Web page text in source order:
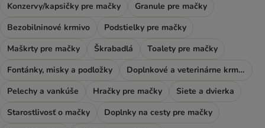
Konzervy/kapsičky pre mačky
Granule pre mačky
Bezobilninové krmivo
Podstielky pre mačky
Maškrty pre mačky
Škrabadlá
Toalety pre mačky
Fontánky, misky a podložky
Doplnkové a veterinárne krmivo
Pelechy a vankúše
Hračky pre mačky
Siete a dvierka
Starostlivosť o mačky
Doplnky na cesty pre mačky